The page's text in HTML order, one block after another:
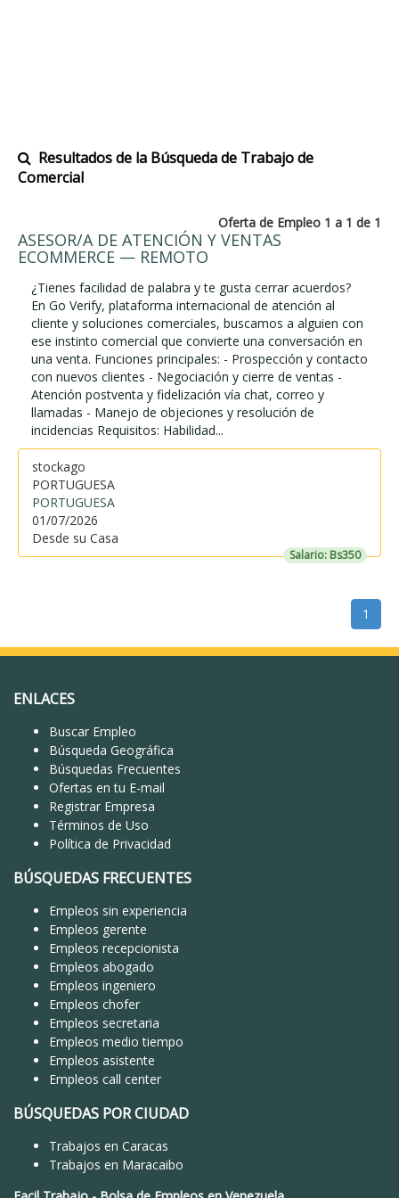
Resultados de la Búsqueda de Trabajo de
Comercial
Oferta de Empleo 1 a 1 de 1
ASESOR/A DE ATENCIÓN Y VENTAS
ECOMMERCE — REMOTO
¿Tienes facilidad de palabra y te gusta cerrar acuerdos?
En Go Verify, plataforma internacional de atención al
cliente y soluciones comerciales, buscamos a alguien con
ese instinto comercial que convierte una conversación en
una venta. Funciones principales: - Prospección y contacto
con nuevos clientes - Negociación y cierre de ventas -
Atención postventa y fidelización vía chat, correo y
llamadas - Manejo de objeciones y resolución de
incidencias Requisitos: Habilidad...
stockago
PORTUGUESA
PORTUGUESA
01/07/2026
Desde su Casa
Salario: Bs350
1
ENLACES
Buscar Empleo
Búsqueda Geográfica
Búsquedas Frecuentes
Ofertas en tu E-mail
Registrar Empresa
Términos de Uso
Política de Privacidad
BÚSQUEDAS FRECUENTES
Empleos sin experiencia
Empleos gerente
Empleos recepcionista
Empleos abogado
Empleos ingeniero
Empleos chofer
Empleos secretaria
Empleos medio tiempo
Empleos asistente
Empleos call center
BÚSQUEDAS POR CIUDAD
Trabajos en Caracas
Trabajos en Maracaibo